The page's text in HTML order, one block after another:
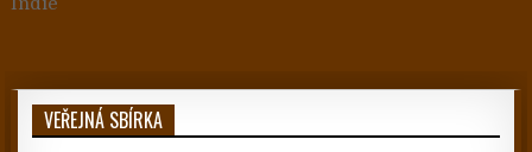
VEŘEJNÁ SBÍRKA